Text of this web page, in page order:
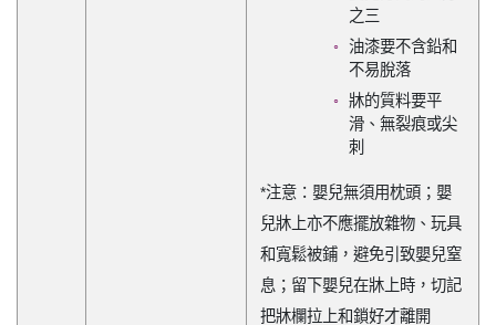
之三
油漆要不含鉛和
不易脫落
牀的質料要平
滑、無裂痕或尖
刺
*注意：嬰兒無須用枕頭；嬰
兒牀上亦不應擺放雜物、玩具
和寬鬆被鋪，避免引致嬰兒窒
息；留下嬰兒在牀上時，切記
把牀欄拉上和鎖好才離開